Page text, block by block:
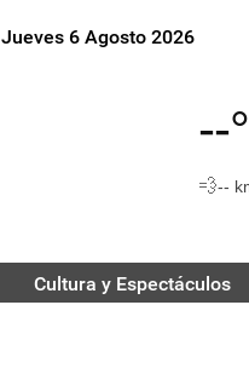
Jueves 6 Agosto 2026
--
💨--
Cultura y Espectáculos